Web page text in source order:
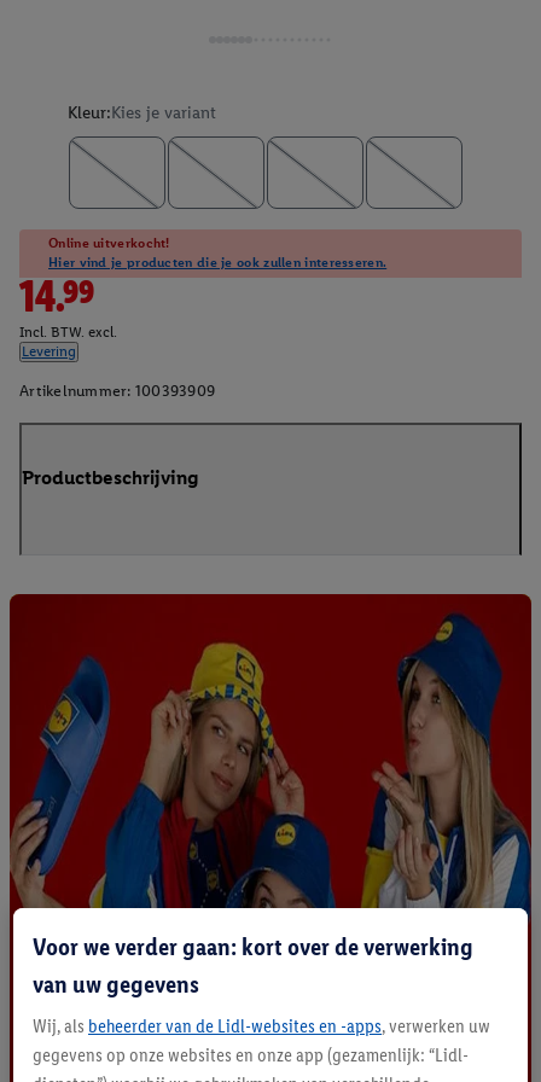
Kleur:Kies je variant
Online uitverkocht!
Hier vind je producten die je ook zullen interesseren.
14.99
Incl. BTW. excl.
Levering
Artikelnummer: 100393909
Productbeschrijving
Voor we verder gaan: kort over de verwerking
van uw gegevens
Wij, als beheerder van de Lidl-websites en -apps, verwerken uw
gegevens op onze websites en onze app (gezamenlijk: “Lidl-